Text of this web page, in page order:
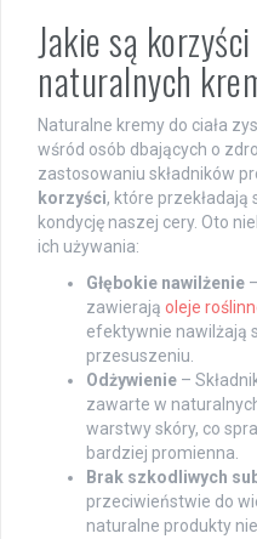
Jakie są
naturalnych
Naturalne kremy do ciała
wśród osób dbających o
zastosowaniu składników
korzyści, które przekładają
kondycję naszej cery. Oto
ich używania:
Głębokie nawilżenie
zawierają oleje
efektywnie nawilżają
przesuszeniu.
Odżywienie –
zawarte w
warstwy skóry, co
bardziej promienna.
Brak szkodliwych
przeciwieństwie do
naturalne produkty